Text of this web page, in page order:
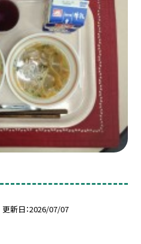
更新日 2026/07/07